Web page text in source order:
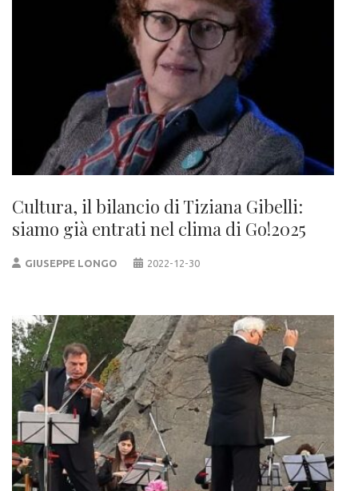
Cultura, il bilancio di Tiziana Gibelli:
siamo già entrati nel clima di Go!2025
GIUSEPPE LONGO 2022-12-30